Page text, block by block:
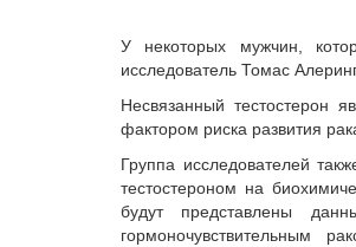
У некоторых мужчин,
исследователь Томас
Несвязанный тестостерон
фактором риска развития
Группа исследователей
тестостероном на
будут представлены
гормоночувствительным